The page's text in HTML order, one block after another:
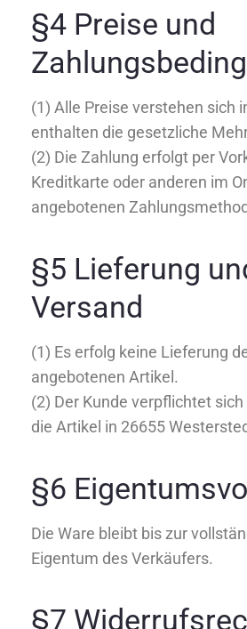
§4 Preise und
(1) Alle Preise verstehen sich
enthalten die gesetzliche
(2) Die Zahlung erfolgt per
Kreditkarte oder anderen im
angebotenen
§5 Lieferung
Versand
(1) Es erfolg keine Lieferung
angebotenen Artikel.
(2) Der Kunde verpflichtet
die Artikel in 26655
§6
Die Ware bleibt bis zur
Eigentum des Verkäufers.
§7